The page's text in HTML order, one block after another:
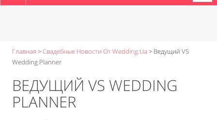
NAVIGATION
Главная >Свадебные Новости От Wedding.ua > Ведущий VS
Wedding Planner
ВЕДУЩИЙ VS WEDDING
PLANNER